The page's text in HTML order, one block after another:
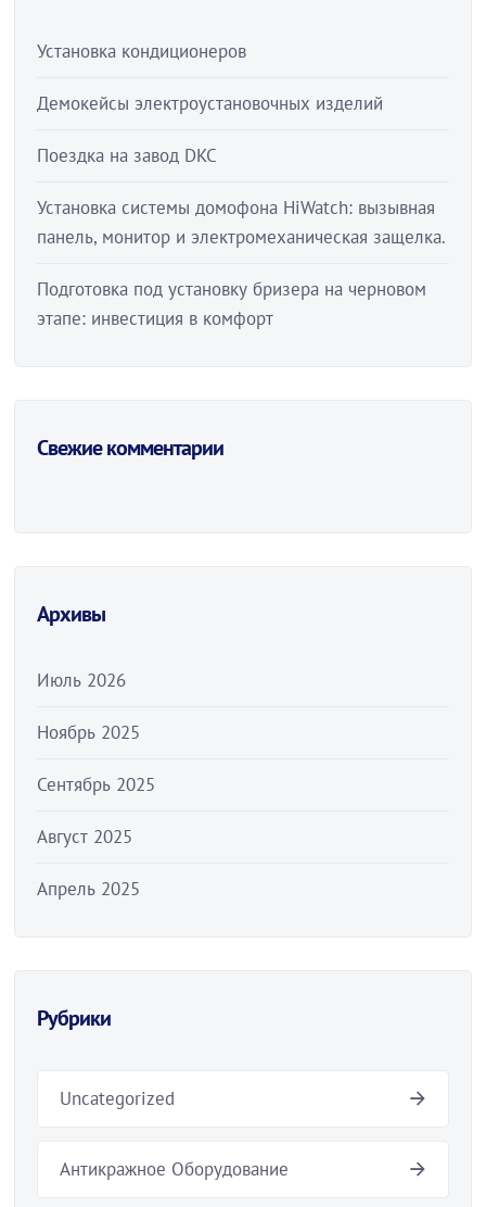
Установка кондиционеров
Демокейсы электроустановочных изделий
Поездка на завод DKC
Установка системы домофона HiWatch: вызывная
панель, монитор и электромеханическая защелка.
Подготовка под установку бризера на черновом
этапе: инвестиция в комфорт
Свежие комментарии
Архивы
Июль 2026
Ноябрь 2025
Сентябрь 2025
Август 2025
Апрель 2025
Рубрики
Uncategorized
Антикражное Оборудование